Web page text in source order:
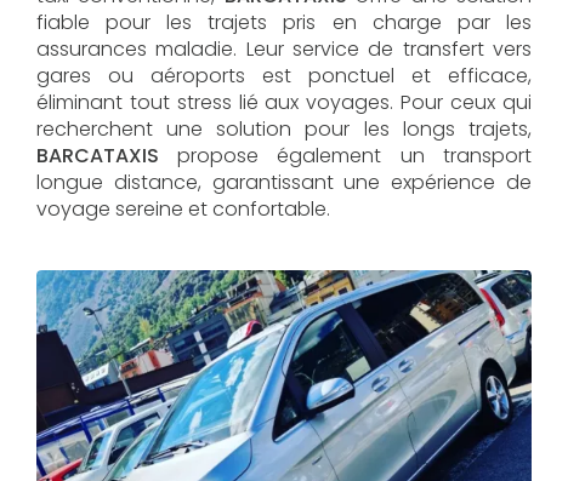
fiable pour les trajets pris en charge par les
assurances maladie. Leur service de transfert vers
gares ou aéroports est ponctuel et efficace,
éliminant tout stress lié aux voyages. Pour ceux qui
recherchent une solution pour les longs trajets,
BARCATAXIS propose également un transport
longue distance, garantissant une expérience de
voyage sereine et confortable.